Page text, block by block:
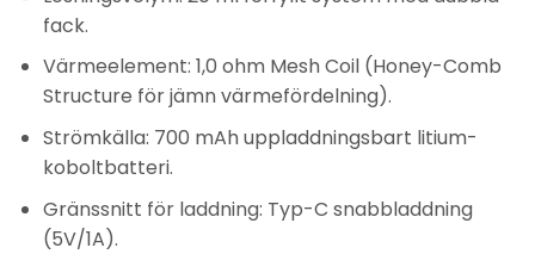
fack.
Värmeelement: 1,0 ohm Mesh Coil (Honey-Comb
Structure för jämn värmefördelning).
Strömkälla: 700 mAh uppladdningsbart litium-
koboltbatteri.
Gränssnitt för laddning: Typ-C snabbladdning
(5V/1A).